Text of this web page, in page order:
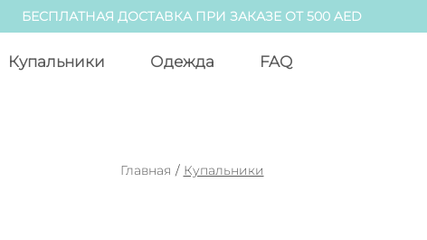
БЕСПЛАТНАЯ ДОСТАВКА ПРИ ЗАКАЗЕ ОТ 500 AED
Купальники Одежда
FAQ
Главная / Купальники